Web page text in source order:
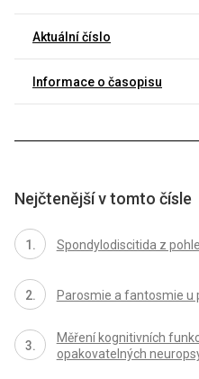
Aktuální číslo
Informace o časopisu
Nejčtenější v tomto čísle
Spondylodiscitida z
Parosmie a fantosmie u
Měření kognitivních
opakovatelných